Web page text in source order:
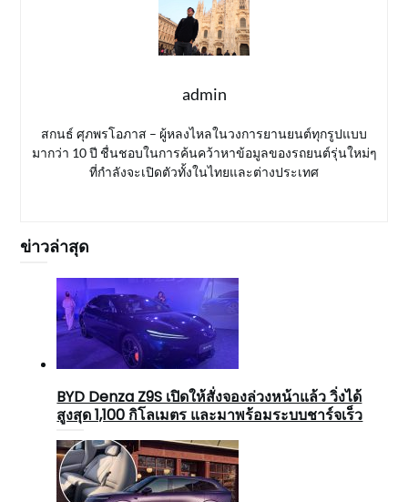
admin
สกนธ์ ศุภพรโอภาส – ผู้หลงไหลในวงการยานยนต์ทุกรูปแบบ
มากว่า 10 ปี ชื่นชอบในการค้นคว้าหาข้อมูลของรถยนต์รุ่นใหม่ๆ
ที่กำลังจะเปิดตัวทั้งในไทยและต่างประเทศ
ข่าวล่าสุด
BYD Denza Z9S เปิดให้สั่งจองล่วงหน้าแล้ว วิ่งได้
สูงสุด 1,100 กิโลเมตร และมาพร้อมระบบชาร์จเร็ว